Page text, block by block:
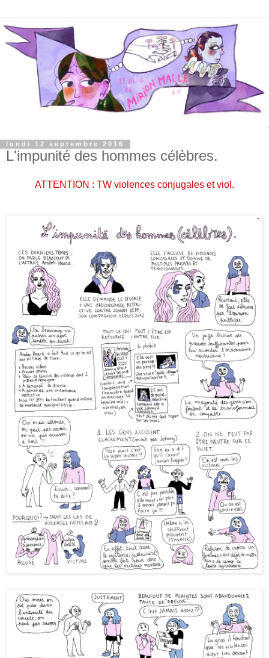
lundi 12 septembre 2016
L'impunité des hommes célèbres.
ATTENTION : TW violences conjugales et viol.